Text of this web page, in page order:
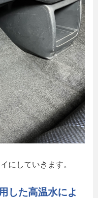
にしていきます。
した高温水によ